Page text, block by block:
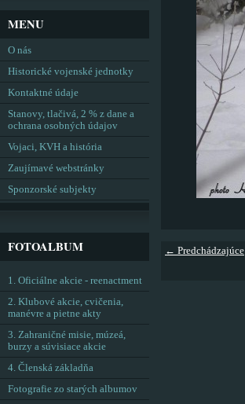
← Predchádzajúce
MENU
O nás
Historické vojenské jednotky
Kontaktné údaje
Stanovy, tlačivá, 2 % z dane a
ochrana osobných údajov
Vojaci, KVH a história
Zaujímavé webstránky
Sponzorské subjekty
FOTOALBUM
1. Oficiálne akcie - reenactment
2. Klubové akcie, cvičenia,
manévre a pietne akty
3. Zahraničné misie, múzeá,
burzy a súvisiace akcie
4. Členská základňa
Fotografie zo starých albumov